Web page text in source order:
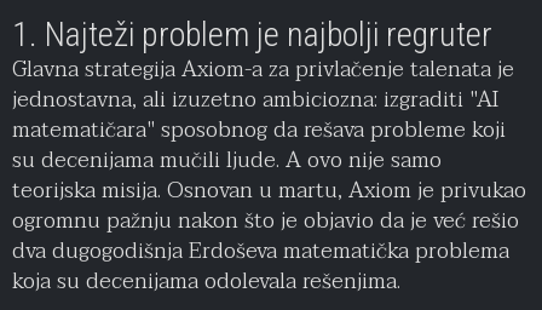
1. Najteži problem je najbolji regruter
Glavna strategija Axiom-a za privlačenje talenata je
jednostavna, ali izuzetno ambiciozna: izgraditi "AI
matematičara" sposobnog da rešava probleme koji
su decenijama mučili ljude. A ovo nije samo
teorijska misija. Osnovan u martu, Axiom je privukao
ogromnu pažnju nakon što je objavio da je već rešio
dva dugogodišnja Erdoševa matematička problema
koja su decenijama odolevala rešenjima.